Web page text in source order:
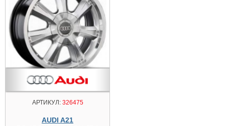
АРТИКУЛ:326475
AUDI A21